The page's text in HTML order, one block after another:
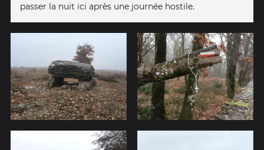
passer la nuit ici après une journée hostile.